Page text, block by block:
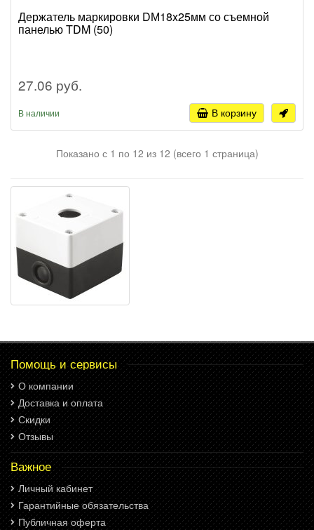
Держатель маркировки DМ18x25мм со съемной
панелью TDM (50)
27.06 руб.
В наличии В корзину
Показано с 1 по 12 из 12 (всего 1 страница)
Помощь и сервисы
О компании
Доставка и оплата
Скидки
Отзывы
Важное
Личный кабинет
Гарантийные обязательства
Публичная оферта